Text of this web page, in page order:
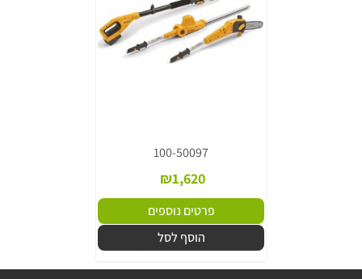
100-50097
₪1,620
פרטים נוספים
הוסף לסל